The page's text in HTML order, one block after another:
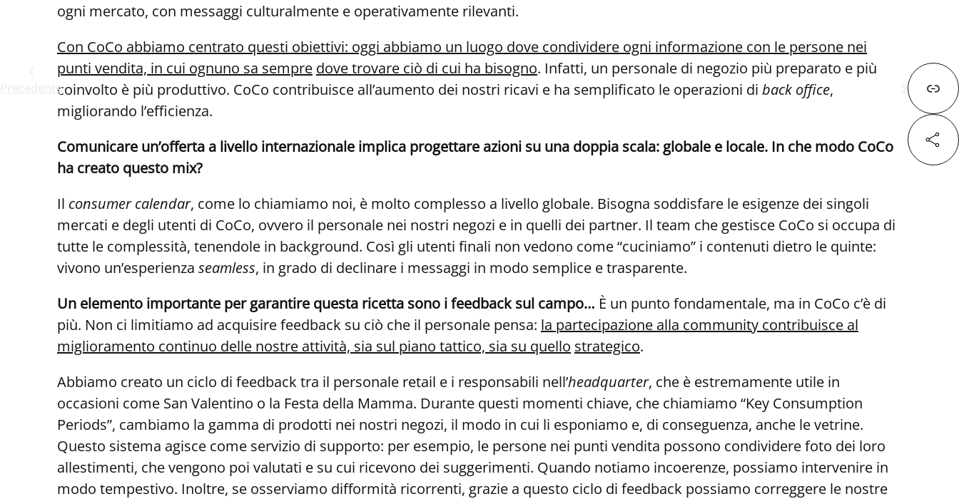
ogni mercato, con messaggi culturalmente e operativamente rilevanti.
Con CoCo abbiamo centrato questi obiettivi: oggi abbiamo un luogo dove condividere ogni informazione con le persone nei
punti vendita, in cui ognuno sa sempre dove trovare ciò di cui ha bisogno. Infatti, un personale di negozio più preparato e più
coinvolto è più produttivo. CoCo contribuisce all’aumento dei nostri ricavi e ha semplificato le operazioni di back office,
migliorando l’efficienza.
Comunicare un’offerta a livello internazionale implica progettare azioni su una doppia scala: globale e locale. In che modo CoCo
ha creato questo mix?
Il consumer calendar, come lo chiamiamo noi, è molto complesso a livello globale. Bisogna soddisfare le esigenze dei singoli
mercati e degli utenti di CoCo, ovvero il personale nei nostri negozi e in quelli dei partner. Il team che gestisce CoCo si occupa di
tutte le complessità, tenendole in background. Così gli utenti finali non vedono come “cuciniamo” i contenuti dietro le quinte:
vivono un’esperienza seamless, in grado di declinare i messaggi in modo semplice e trasparente.
Un elemento importante pergarantire questa ricetta sono ifeedback sul campo… È un punto fondamentale, ma in CoCo c’è di
più. Non ci limitiamo ad acquisire feedback su ciò che il personale pensa: la partecipazione alla community contribuisce al
miglioramento continuo delle nostre attività, sia sul piano tattico, sia su quello strategico.
Abbiamo creato un ciclo di feedback tra il personale retail e i responsabili nell’headquarter, che è estremamente utile in
occasioni come San Valentino o la Festa della Mamma. Durante questi momenti chiave, che chiamiamo “Key Consumption
Periods”, cambiamo la gamma di prodotti nei nostri negozi, il modo in cui li esponiamo e, di conseguenza, anche le vetrine.
Questo sistema agisce come servizio di supporto: per esempio, le persone nei punti vendita possono condividere foto dei loro
allestimenti, che vengono poi valutati e su cui ricevono dei suggerimenti. Quando notiamo incoerenze, possiamo intervenire in
modo tempestivo. Inoltre, se osserviamo difformità ricorrenti, grazie a questo ciclo di feedback possiamo correggere le nostre
Precedente Successivo